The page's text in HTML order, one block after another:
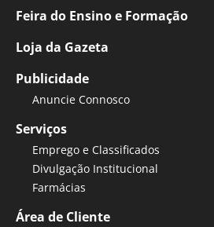
Feira do Ensino e Formação
Loja da Gazeta
Publicidade
Anuncie Connosco
Serviços
Emprego e Classificados
Divulgação Institucional
Farmácias
Área de Cliente